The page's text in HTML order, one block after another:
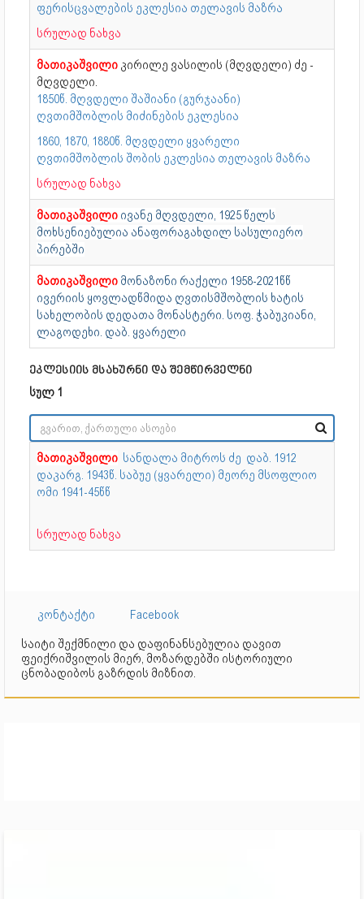
ფერისცვალების ეკლესია თელავის მაზრა
სრულად ნახვა
მათიკაშვილი კირილე ვასილის (მღვდელი) ძე -
მღვდელი.
1850წ. მღვდელი შაშიანი (გურჯაანი)
ღვთიმშობლის მიძინების ეკლესია
1860, 1870, 1880წ. მღვდელი ყვარელი
ღვთიმშობლის შობის ეკლესია თელავის მაზრა
სრულად ნახვა
მათიკაშვილი ივანე მღვდელი, 1925 წელს
მოხსენიებულია ანაფორაგახდილ სასულიერო
პირებში
მათიკაშვილი მონაზონი რაქელი 1958-2021წწ
ივერიის ყოვლადწმიდა ღვთისმშობლის ხატის
სახელობის დედათა მონასტერი. სოფ. ჭაბუკიანი,
ლაგოდეხი. დაბ. ყვარელი
ეკლესიის მსახურნი და შემწირველნი
სულ 1
მათიკაშვილი სანდალა მიტროს ძე დაბ. 1912
დაკარგ. 1943წ. საბუე (ყვარელი) მეორე მსოფლიო
ომი 1941-45წწ
სრულად ნახვა
კონტაქტი
Facebook
საიტი შექმნილი და დაფინანსებულია დავით
ფეიქრიშვილის მიერ, მოზარდებში ისტორიული
ცნობადიბოს გაზრდის მიზნით.